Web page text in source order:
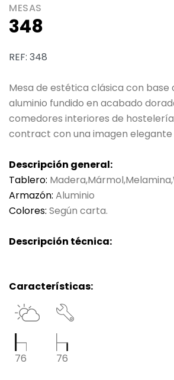
MESAS
348
REF: 348
Mesa de estética clásica con base
aluminio fundido en acabado
comedores interiores de
contract con una imagen
Descripción general:
Tablero:
Armazón: Aluminio
Colores: Según carta.
Descripción técnica:
Características:
76 76